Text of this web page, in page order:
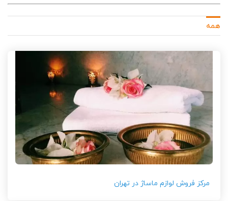
همه
مرکز فروش لوازم ماساژ در تهران